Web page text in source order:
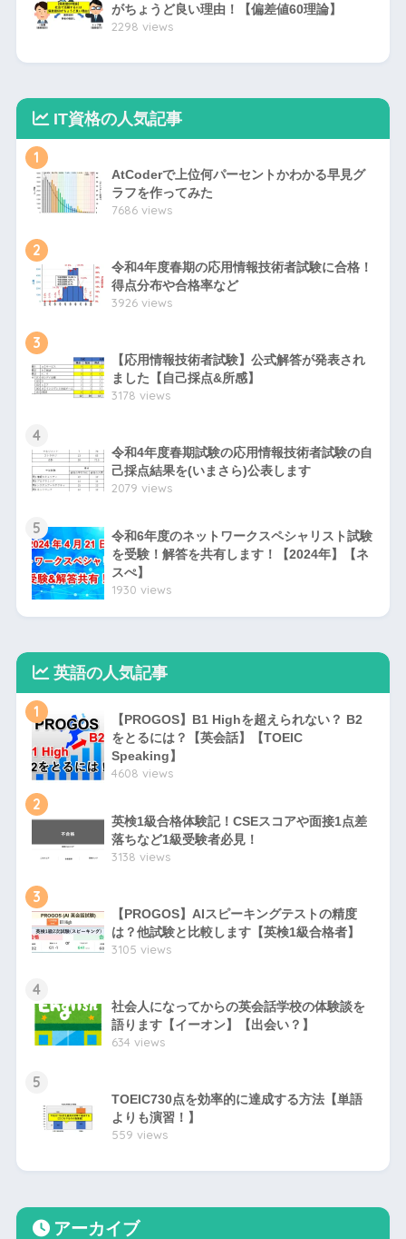
がちょうど良い理由！【偏差値60理論】
2298 views
IT資格の人気記事
1
AtCoderで上位何パーセントかわかる早見グ
ラフを作ってみた
7686 views
2
令和4年度春期の応用情報技術者試験に合格！
得点分布や合格率など
3926 views
3
【応用情報技術者試験】公式解答が発表され
ました【自己採点&所感】
3178 views
4
令和4年度春期試験の応用情報技術者試験の自
己採点結果を(いまさら)公表します
2079 views
5
令和6年度のネットワークスペシャリスト試験
を受験！解答を共有します！【2024年】【ネ
スぺ】
1930 views
英語の人気記事
1
【PROGOS】B1 Highを超えられない？ B2
をとるには？【英会話】【TOEIC
Speaking】
4608 views
2
英検1級合格体験記！CSEスコアや面接1点差
落ちなど1級受験者必見！
3138 views
3
【PROGOS】AIスピーキングテストの精度
は？他試験と比較します【英検1級合格者】
3105 views
4
社会人になってからの英会話学校の体験談を
語ります【イーオン】【出会い？】
634 views
5
TOEIC730点を効率的に達成する方法【単語
よりも演習！】
559 views
アーカイブ